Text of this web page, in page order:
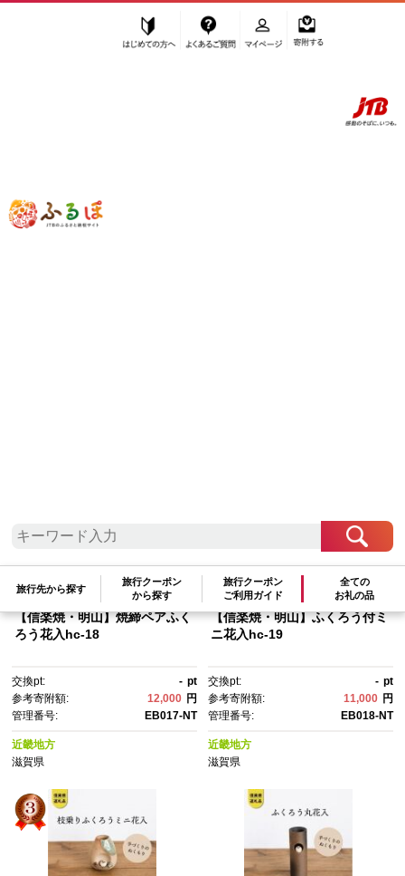
ふるぽ JTBのふるさと納税サイト
旅行先から探す
旅行クーポン
から探す
旅行クーポン
ご利用ガイド
全ての
お礼の品
【信楽焼・明山】焼締ペアふく
ろう花入hc-18
交換pt: - pt
参考寄附額:
12,000 円
管理番号:
EB017-NT
近畿地方
滋賀県
【信楽焼・明山】ふくろう付ミ
ニ花入hc-19
交換pt: - pt
参考寄附額:
11,000 円
管理番号:
EB018-NT
近畿地方
滋賀県